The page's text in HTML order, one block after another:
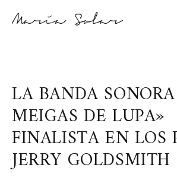
LA BANDA
MEIGAS DE LUPA»
FINALISTA EN LOS
JERRY GOLDSMITH